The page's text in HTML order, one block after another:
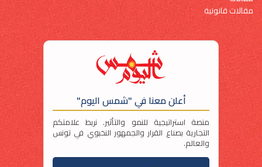
مقالات قانونية
أعلن معنا في "شمس اليوم"
منصة استراتيجية للنمو والتأثير. نربط علامتكم
التجارية بصناع القرار والجمهور النخبوي في تونس
والعالم.